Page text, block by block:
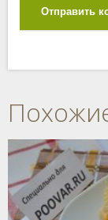
Отправить